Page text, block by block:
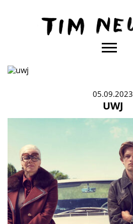
TIM
NEUHAUS
05.09.2023
UWJ